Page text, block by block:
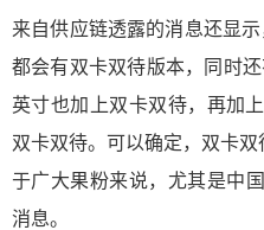
来自供应链透露的消息还显
都会有双卡双待版本，同时
英寸也加上双卡双待，再加
双卡双待。可以确定，双卡
于广大果粉来说，尤其是中
消息。